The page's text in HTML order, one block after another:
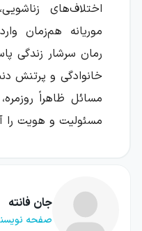
اختلاف‌های
موریانه هم‌زمان
رمان سرشار زندگی
خانوادگی و پرتنش
مسائل ظاهراً
مسئولیت و هویت را
شخصی، مسئولیت
تبدیل می‌کند.
جان فانته
صفحه